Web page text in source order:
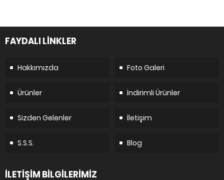
FAYDALI LİNKLER
Hakkımızda Foto Galeri
Ürünler İndirimli Ürünler
Sizden Gelenler İletişim
S.S.S. Blog
İLETİŞİM BİLGİLERİMİZ